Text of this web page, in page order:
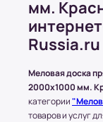
Доставка по
мм.
Russia.ru
Меловая доска
2000x1000 мм.
категории
товаров и услуг